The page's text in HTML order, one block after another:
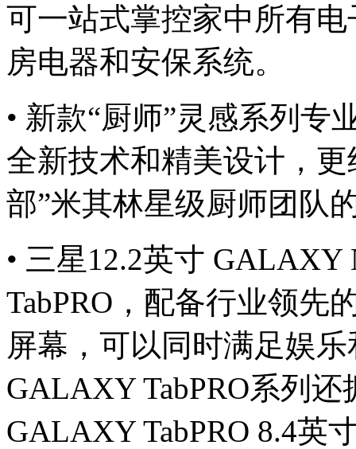
可一站式掌控家中所有
房电器和安保系统。
• 新款“厨师”灵感系列专
全新技术和精美设计，
部”米其林星级厨师团队
• 三星12.2英寸 GALAXY
TabPRO，配备行业领先
屏幕，可以同时满足娱
GALAXY TabPRO系列还
GALAXY TabPRO 8.4英